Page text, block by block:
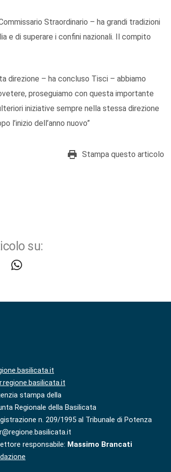
Straordinario – ha grandi tradizioni
e di superare i confini nazionali. Il compito
direzione – ha concluso Tisci – abbiamo
proseguiamo con questa importante
iniziative sempre nella stessa direzione
l’inizio dell’anno nuovo”
Stampa questo articolo
su:
stampa della
Regionale della Basilicata
n. 209/1995 al Tribunale di Potenza
responsabile: Massimo Brancati